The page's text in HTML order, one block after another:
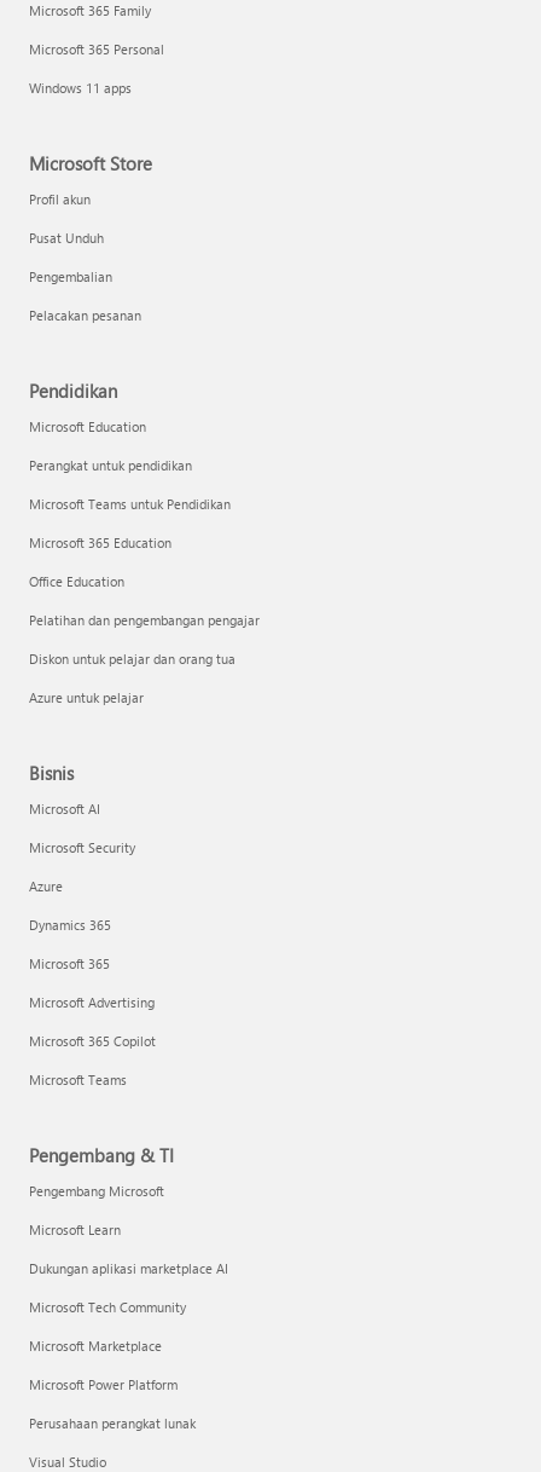
Microsoft 365 Family
Microsoft 365 Personal
Windows 11 apps
Microsoft Store
Profil akun
Pusat Unduh
Pengembalian
Pelacakan pesanan
Pendidikan
Microsoft Education
Perangkat untuk pendidikan
Microsoft Teams untuk Pendidikan
Microsoft 365 Education
Office Education
Pelatihan dan pengembangan pengajar
Diskon untuk pelajar dan orang tua
Azure untuk pelajar
Bisnis
Microsoft AI
Microsoft Security
Azure
Dynamics 365
Microsoft 365
Microsoft Advertising
Microsoft 365 Copilot
Microsoft Teams
Pengembang & TI
Pengembang Microsoft
Microsoft Learn
Dukungan aplikasi marketplace AI
Microsoft Tech Community
Microsoft Marketplace
Microsoft Power Platform
Perusahaan perangkat lunak
Visual Studio